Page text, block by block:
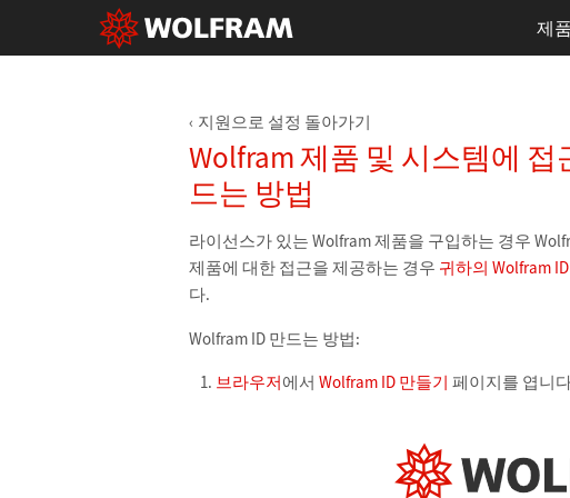
제품
지원으로 설정 돌아가기
Wolfram 제품 및 시스템에
드는 방법
라이선스가 있는 Wolfram 제품을 구입하는 경우
제품에 대한 접근을 제공하는 경우 귀하의 Wolfram
다.
Wolfram ID 만드는 방법:
브라우저에서 Wolfram ID 만들기 페이지를 엽니